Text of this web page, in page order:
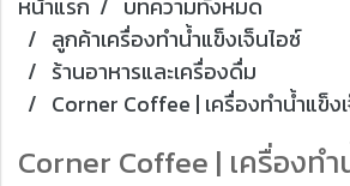
หน้าแรก
บทความทั้งหมด
ลูกค้าเครื่องทำน้ำแข็งเจ็นไอซ์
ร้านอาหารและเครื่องดื่ม
Corner Coffee | เครื่องทำน้ำแข็ง
Corner Coffee | เครื่องทำ